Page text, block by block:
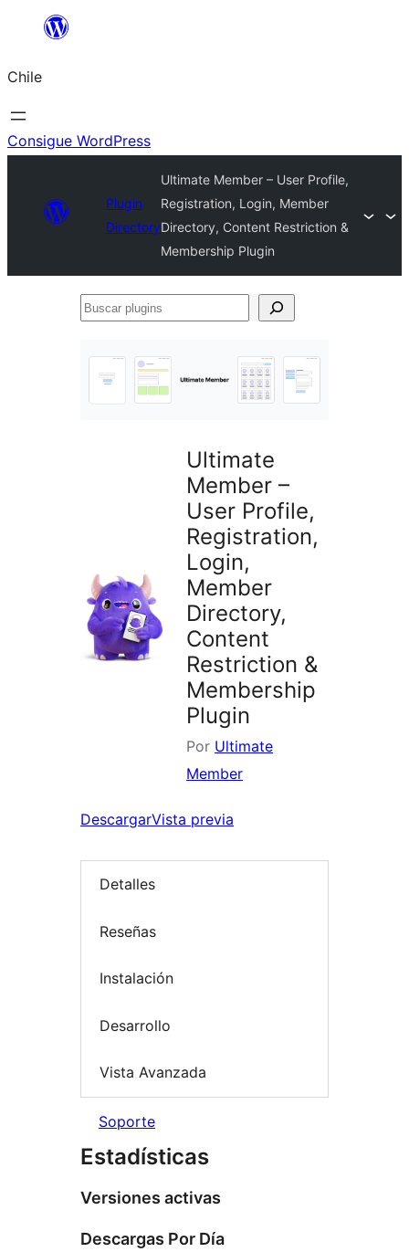
Saltar
contenido
Chile
Consigue WordPress
Plugin
Directory
Ultimate Member – User Profile,
Registration, Login, Member
Directory, Content Restriction &
Membership Plugin
Buscar
Ultimate
Member –
User Profile,
Registration,
Login,
Member
Directory,
Content
Restriction &
Membership
Plugin
Por Ultimate
Member
DescargarVista previa
Detalles
Reseñas
Instalación
Desarrollo
Vista Avanzada
Soporte
Estadísticas
Versiones activas
Descargas Por Día